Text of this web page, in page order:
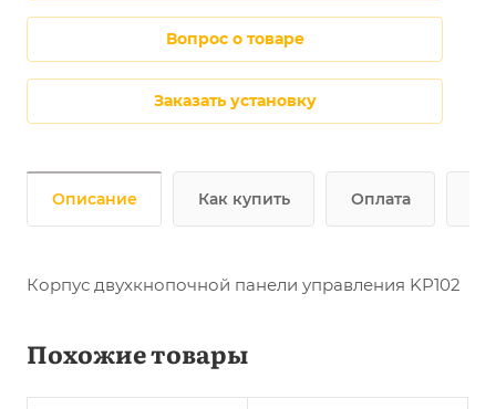
Вопрос о товаре
Заказать установку
Описание Как купить Оплата
Корпус двухкнопочной панели управления KP102
Похожие товары